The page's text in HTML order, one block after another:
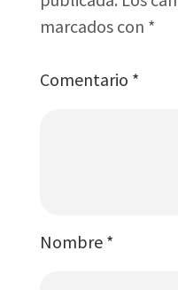
marcados con *
Comentario *
Nombre *